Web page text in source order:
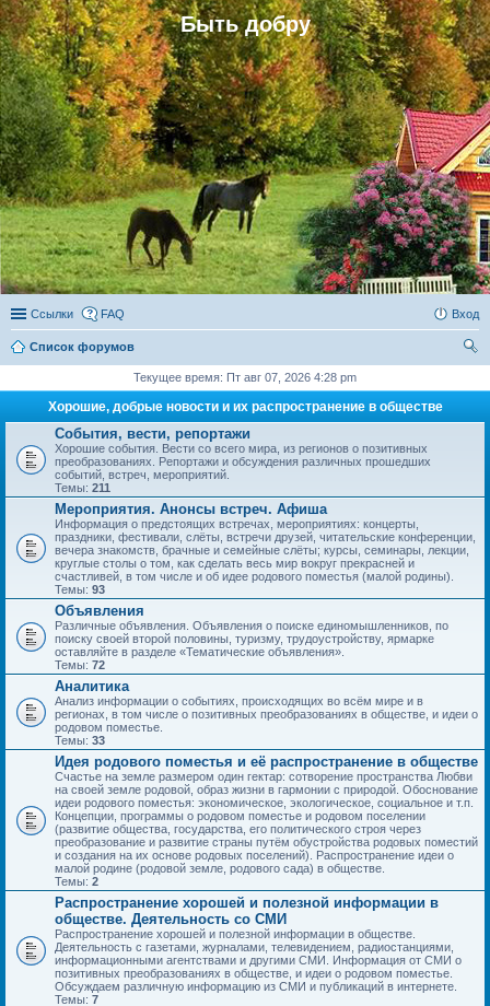
Быть добру
Ссылки FAQ Вход
Список форумов
Текущее время: Пт авг 07, 2026 4:28 pm
Хорошие, добрые новости и их распространение в обществе
События, вести, репортажи
Хорошие события. Вести со всего мира, из регионов о позитивных
преобразованиях. Репортажи и обсуждения различных прошедших
событий, встреч, мероприятий.
Темы: 211
Мероприятия. Анонсы встреч. Афиша
Информация о предстоящих встречах, мероприятиях: концерты,
праздники, фестивали, слёты, встречи друзей, читательские конференции,
вечера знакомств, брачные и семейные слёты; курсы, семинары, лекции,
круглые столы о том, как сделать весь мир вокруг прекрасней и
счастливей, в том числе и об идее родового поместья (малой родины).
Темы: 93
Объявления
Различные объявления. Объявления о поиске единомышленников, по
поиску своей второй половины, туризму, трудоустройству, ярмарке
оставляйте в разделе «Тематические объявления».
Темы: 72
Аналитика
Анализ информации о событиях, происходящих во всём мире и в
регионах, в том числе о позитивных преобразованиях в обществе, и идеи о
родовом поместье.
Темы: 33
Идея родового поместья и её распространение в обществе
Счастье на земле размером один гектар: сотворение пространства Любви
на своей земле родовой, образ жизни в гармонии с природой. Обоснование
идеи родового поместья: экономическое, экологическое, социальное и т.п.
Концепции, программы о родовом поместье и родовом поселении
(развитие общества, государства, его политического строя через
преобразование и развитие страны путём обустройства родовых поместий
и создания на их основе родовых поселений). Распространение идеи о
малой родине (родовой земле, родового сада) в обществе.
Темы: 2
Распространение хорошей и полезной информации в
обществе. Деятельность со СМИ
Распространение хорошей и полезной информации в обществе.
Деятельность с газетами, журналами, телевидением, радиостанциями,
информационными агентствами и другими СМИ. Информация от СМИ о
позитивных преобразованиях в обществе, и идеи о родовом поместье.
Обсуждаем различную информацию из СМИ и публикаций в интернете.
Темы: 7